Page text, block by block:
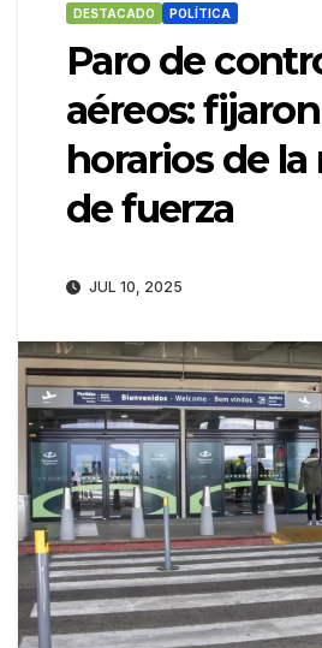
DESTACADO POLÍTICA
Paro de
aéreos:
horarios de
de fuerza
JUL 10, 2025